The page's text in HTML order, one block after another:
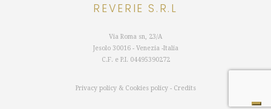
REVERIE S.R.L
Via Roma sn, 23/A
Jesolo 30016 - Venezia -Italia
C.F. e P.I. 04495390272
Privacy policy& Cookies policy- Credits